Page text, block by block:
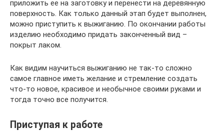
приложить ее на заготовку и перенести на деревянную
поверхность. Как только данный этап будет выполнен,
можно приступить к выжиганию. По окончании работы
изделию необходимо придать законченный вид –
покрыт лаком.
Как видим научиться выжиганию не так-то сложно
самое главное иметь желание и стремление создать
что-то новое, красивое и необычное своими руками и
тогда точно все получится.
Приступая к работе